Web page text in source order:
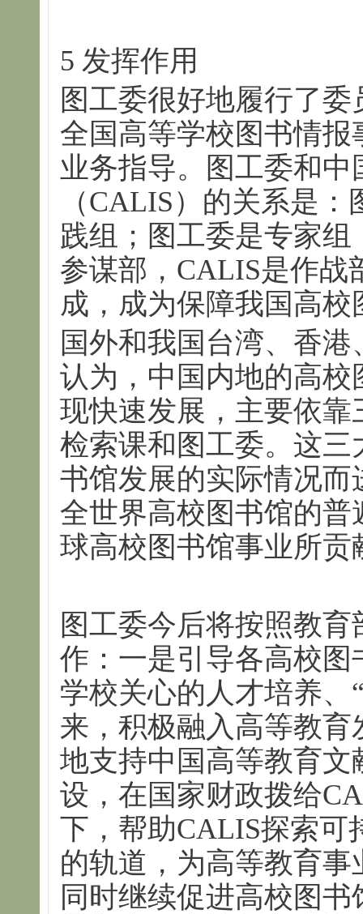
5 发挥作用
图工委很好地履行了
全国高等学校图书情
业务指导。图工委和
（CALIS）的关系是
践组；图工委是专家
参谋部，CALIS是作战
成，成为保障我国高
国外和我国台湾、香
认为，中国内地的高
现快速发展，主要依
检索课和图工委。这
书馆发展的实际情况
全世界高校图书馆的
球高校图书馆事业所贡
图工委今后将按照教
作：一是引导各高校
学校关心的人才培养、
来，积极融入高等教
地支持中国高等教育
设，在国家财政拨给
下，帮助CALIS探索可
的轨道，为高等教育
同时继续促进高校图